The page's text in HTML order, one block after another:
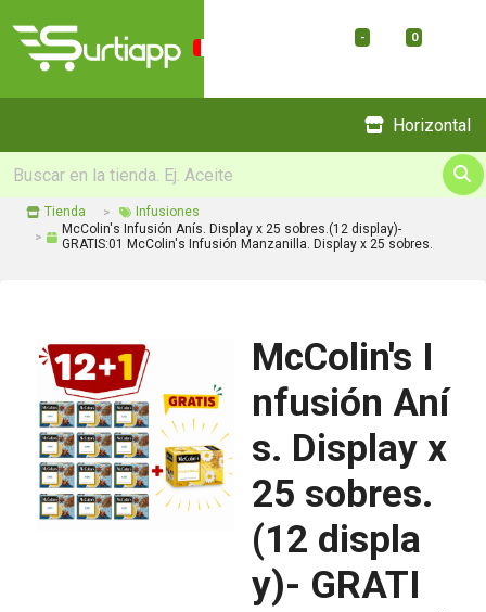
- 0
Horizontal
Tienda
Infusiones
McColin's Infusión Anís. Display x 25 sobres.(12 display)-
GRATIS:01 McColin's Infusión Manzanilla. Display x 25 sobres.
McColin's I
nfusión Aní
s. Display x
25 sobres.
(12 displa
y)- GRATI